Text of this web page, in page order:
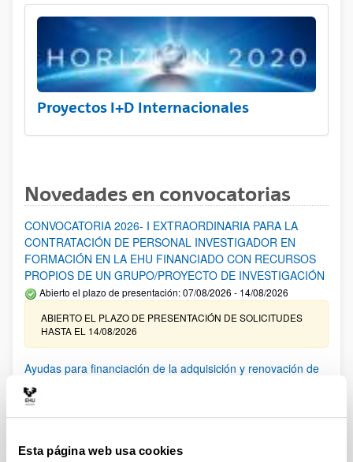
Esta página web usa cookies
Proyectos I+D Internacionales
Novedades en convocatorias
CONVOCATORIA 2026- I EXTRAORDINARIA PARA LA
CONTRATACIÓN DE PERSONAL INVESTIGADOR EN
FORMACIÓN EN LA EHU FINANCIADO CON RECURSOS
PROPIOS DE UN GRUPO/PROYECTO DE INVESTIGACIÓN
Abierto el plazo de presentación: 07/08/2026 - 14/08/2026
ABIERTO EL PLAZO DE PRESENTACIÓN DE SOLICITUDES
HASTA EL 14/08/2026
Ayudas para financiación de la adquisición y renovación de
infraestructura científica y fondos bibliográficos en la
UPV/EHU 2026
Trámite abierto
25/03/2026: Corrección de errores del listado provisional de
solicitudes admitidas y excluidas. 23/03/2026: Relación